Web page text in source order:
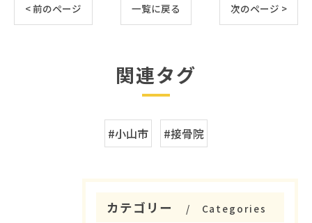
< 前のページ 一覧に戻る 次のページ >
関連タグ
#小山市 #接骨院
カテゴリー Categories